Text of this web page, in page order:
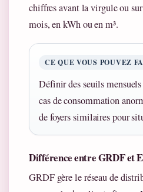
chiffres avant la virgule ou
mois, en kWh ou en m³.
CE QUE VOUS POUVEZ
Définir des seuils
cas de consommation
de foyers similaires pour
Différence entre GRDF et
GRDF gère le réseau de